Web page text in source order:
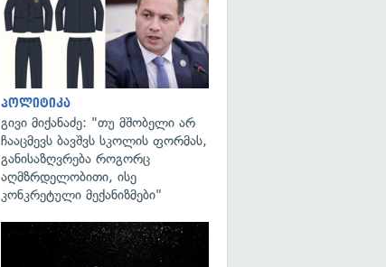
პოლიტიკა
გივი მიქანაძე: "თუ მშობელი არ
ჩააცმევს ბავშვს სკოლის ფორმას,
განისაზღვრება როგორც
აღმზრდელობითი, ისე
კონკრეტული მექანიზმები"